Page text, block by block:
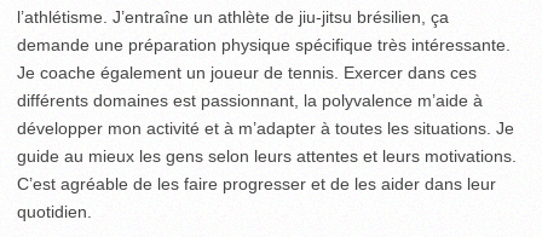
l’athlétisme. J’entraîne un athlète de jiu-jitsu brésilien, ça
demande une préparation physique spécifique très intéressante.
Je coache également un joueur de tennis. Exercer dans ces
différents domaines est passionnant, la polyvalence m’aide à
développer mon activité et à m’adapter à toutes les situations. Je
guide au mieux les gens selon leurs attentes et leurs motivations.
C’est agréable de les faire progresser et de les aider dans leur
quotidien.